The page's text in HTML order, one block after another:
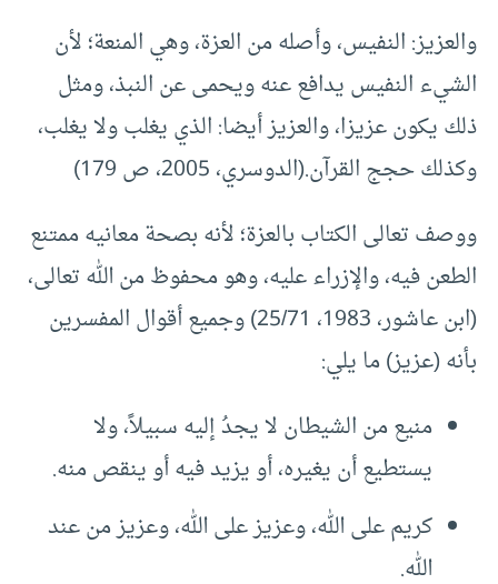
والعزيز: النفيس، وأصله من العزة، وهي المنعة؛ لأن
الشيء النفيس يدافع عنه ويحمى عن النبذ، ومثل
ذلك يكون عزيزا، والعزيز أيضا: الذي يغلب ولا يغلب،
وكذلك حجج القرآن.(الدوسري، 2005، ص 179)
ووصف تعالى الكتاب بالعزة؛ لأنه بصحة معانيه ممتنع
الطعن فيه، والإزراء عليه، وهو محفوظ من الله تعالى،
(ابن عاشور، 1983، 25/71) وجميع أقوال المفسرين
بأنه (عزيز) ما يلي:
منيع من الشيطان لا يجدُ إليه سبيلاً، ولا
يستطيع أن يغيره، أو يزيد فيه أو ينقص منه.
كريم على الله، وعزيز على الله، وعزيز من عند
الله.